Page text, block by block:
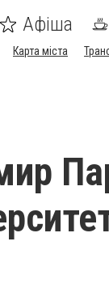
Афіша
Карта міста